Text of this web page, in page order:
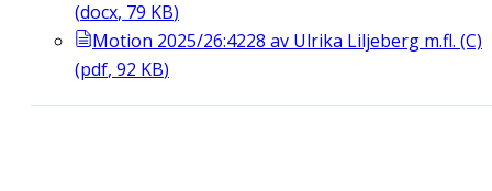
(docx, 79 KB)
Motion 2025/26:4228 av Ulrika Liljeberg m.fl. (C)
(pdf, 92 KB)